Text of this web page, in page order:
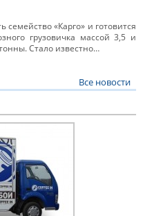
семейство «Карго» и готовится
грузовичка массой 3,5 и
Стало известно…
Все новости